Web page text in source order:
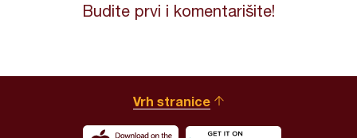
Budite prvi i komentarišite!
Vrh stranice